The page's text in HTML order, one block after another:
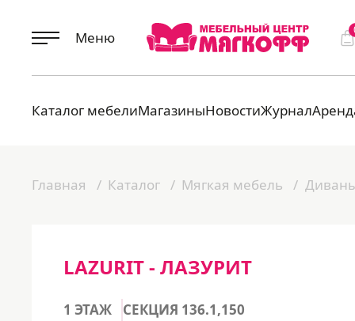
Меню
Каталог мебелиМагазиныНовостиЖурнал
Главная Каталог Мягкая мебель
LAZURIT - ЛАЗУРИТ
1 ЭТАЖ СЕКЦИЯ 136.1,150